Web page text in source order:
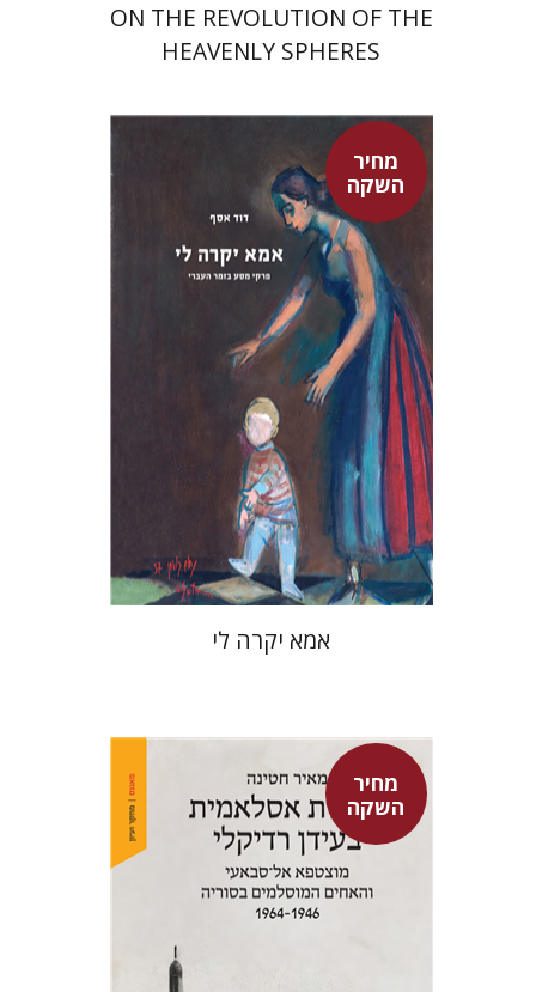
ON THE REVOLUTION OF THE
HEAVENLY SPHERES
מחיר
השקהדוד אסף
מחיר השקה
$53
$37
אמא יקרה לי
מחיר
השקה
מאיר חטינה